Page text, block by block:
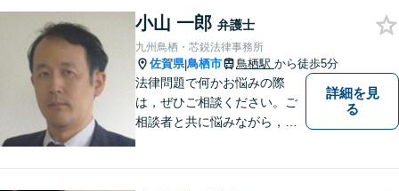
なリーガルサービスを提供い
たします。
小山 一郎 弁護士
九州鳥栖・芯鋭法律事務所
佐賀県|鳥栖市 鳥栖駅 から徒歩5分
法律問題で何かお悩みの際
は，ぜひご相談ください。ご
相談者と共に悩みながら，い
詳細を見
る